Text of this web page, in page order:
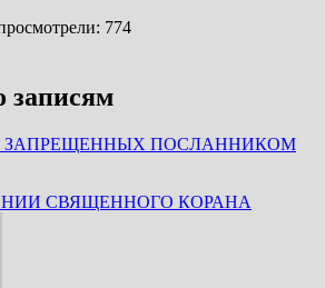
774
записям
ЗАПРЕЩЕННЫХ ПОСЛАННИКОМ
СВЯЩЕННОГО КОРАНА